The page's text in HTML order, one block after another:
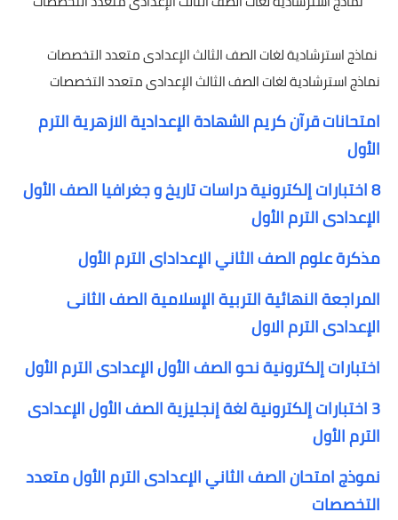
نماذج استرشادية لغات الصف الثالث الإعدادى متعدد التخصصات
نماذج استرشادية لغات الصف الثالث الإعدادى متعدد التخصصات
امتحانات قرآن كريم الشهادة الإعدادية الازهرية الترم
الأول
8 اختبارات إلكترونية دراسات تاريخ و جغرافيا الصف الأول
الإعدادى الترم الأول
مذكرة علوم الصف الثاني الإعداداى الترم الأول
المراجعة النهائية التربية الإسلامية الصف الثانى
الإعدادى الترم الاول
اختبارات إلكترونية نحو الصف الأول الإعدادى الترم الأول
3 اختبارات إلكترونية لغة إنجليزية الصف الأول الإعدادى
الترم الأول
نموذج امتحان الصف الثاني الإعدادى الترم الأول متعدد
التخصصات